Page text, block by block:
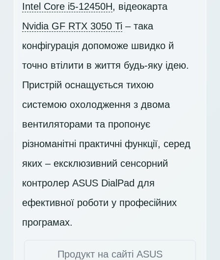
Intel Core i5-12450H, відеокарта
Nvidia GF RTX 3050 Ti – така
конфігурація допоможе швидко й
точно втілити в життя будь-яку ідею.
Пристрій оснащується тихою
системою охолодження з двома
вентиляторами та пропонує
різноманітні практичні функції, серед
яких – ексклюзивний сенсорний
контролер ASUS DialPad для
ефективної роботи у професійних
програмах.
Продукт на сайті ASUS